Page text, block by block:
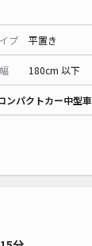
プ 平置き
180cm 以下
ンパクトカー中型車